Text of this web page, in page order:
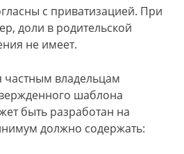
с приватизацией. При
доли в родительской
не имеет.
частным владельцам
шаблона
быть разработан на
должно содержать: